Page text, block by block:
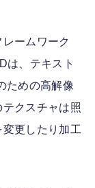
ームワーク
は、テキスト
ための高解像
クスチャは照
更したり加工